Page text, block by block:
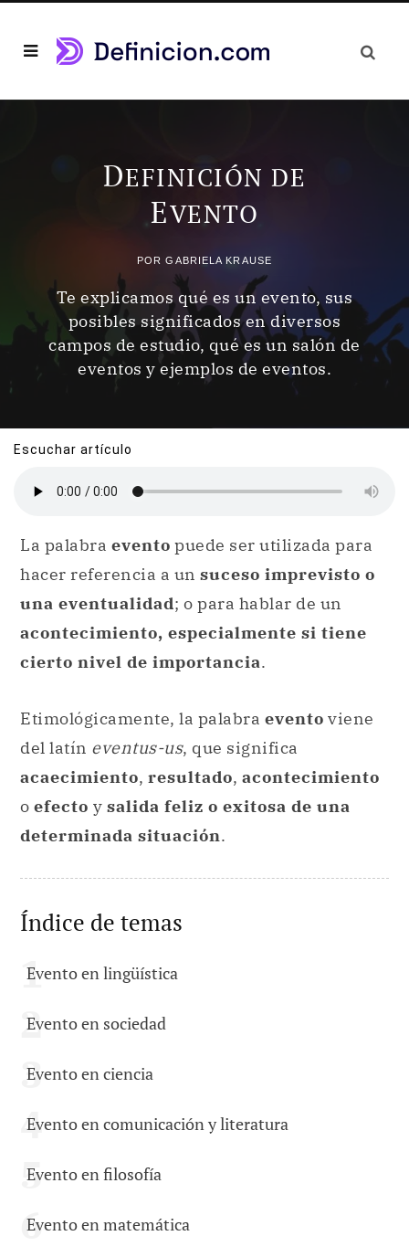
DEFINICIÓN DE
EVENTO
PORGABRIELA KRAUSE
Te explicamos qué es un evento, sus
posibles significados en diversos
campos de estudio, qué es un salón de
eventos y ejemplos de eventos.
Escuchar artículo
La palabra evento puede ser utilizada para
hacer referencia a un suceso imprevisto o
una eventualidad; o para hablar de un
acontecimiento, especialmente si tiene
cierto nivel de importancia.
Etimológicamente, la palabra evento viene
del latín eventus-us, que significa
acaecimiento, resultado, acontecimiento
o efecto y salida feliz o exitosa de una
determinada situación.
Índice de temas
Evento en lingüística
Evento en sociedad
Evento en ciencia
Evento en comunicación y literatura
Evento en filosofía
Evento en matemática